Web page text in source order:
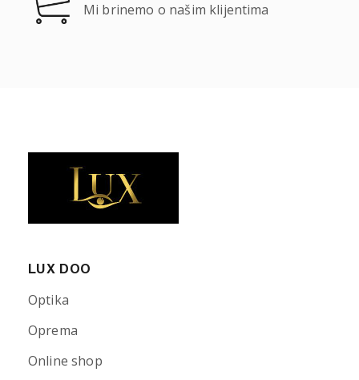
Mi brinemo o našim klijentima
LUX DOO
Optika
Oprema
Online shop